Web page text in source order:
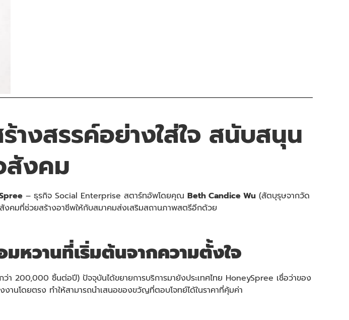
งสรรค์อย่างใส่ใจ สนับสนุน
สังคม
– ธุรกิจ Social Enterprise สตาร์ทอัพโดยคุณ Beth Candice Wu (สัตบุรุษจากวัด
งคมที่ช่วยสร้างอาชีพให้กับสมาคมส่งเสริมสถานภาพสตรีอีกด้วย
หวานที่เริ่มต้นจากความตั้งใจ
200,000 ชิ้นต่อปี) ปัจจุบันได้ขยายการบริการมายังประเทศไทย HoneySpree เชื่อว่าของ
นโดยตรง ทำให้สามารถนำเสนอของขวัญที่ตอบโจทย์ได้ในราคาที่คุ้มค่า